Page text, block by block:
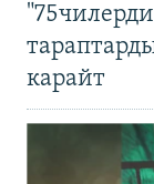
карайт